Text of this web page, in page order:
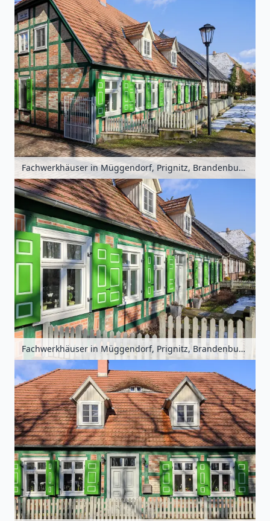
Fachwerkhäuser in Müggendorf, Prignitz, Brandenburg, Deutschland
Fachwerkhäuser in Müggendorf, Prignitz, Brandenburg, Deutschland